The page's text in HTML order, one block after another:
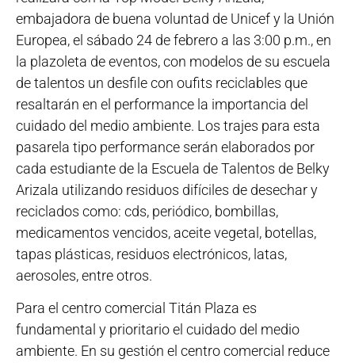
embajadora de buena voluntad de Unicef y la Unión
Europea, el sábado 24 de febrero a las 3:00 p.m., en
la plazoleta de eventos, con modelos de su escuela
de talentos un desfile con oufits reciclables que
resaltarán en el performance la importancia del
cuidado del medio ambiente. Los trajes para esta
pasarela tipo performance serán elaborados por
cada estudiante de la Escuela de Talentos de Belky
Arizala utilizando residuos difíciles de desechar y
reciclados como: cds, periódico, bombillas,
medicamentos vencidos, aceite vegetal, botellas,
tapas plásticas, residuos electrónicos, latas,
aerosoles, entre otros.
Para el centro comercial Titán Plaza es
fundamental y prioritario el cuidado del medio
ambiente. En su gestión el centro comercial reduce